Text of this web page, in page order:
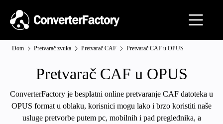
Dom Pretvarač zvuka Pretvarač CAF Pretvarač CAF u OPUS
Pretvarač CAF u OPUS
ConverterFactory je besplatni online pretvaranje CAF datoteka u
OPUS format u oblaku, korisnici mogu lako i brzo koristiti naše
usluge pretvorbe putem pc, mobilnih i pad preglednika, a